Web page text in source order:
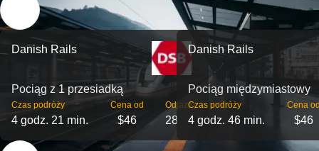
Danish Rails
Pociąg z 1 przesiadką
Czas podróży
4 godz. 21 min.
Cena od
$46
Odjazdy
28
Danish Rails
Pociąg międzymiastowy
Czas podróży
4 godz. 46 min.
Cena
$46